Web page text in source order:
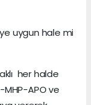
uygun hale mi
her halde
MHP-APO ve